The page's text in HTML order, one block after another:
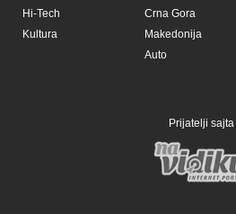
Hi-Tech
Kultura
Crna Gora
Makedonija
Auto
Prijatelji sajta